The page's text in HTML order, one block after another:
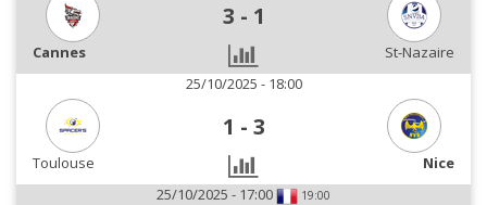
3 - 1
Cannes
St-Nazaire
25/10/2025 - 18:00
1 - 3
Toulouse
Nice
25/10/2025 - 17:00
19:00